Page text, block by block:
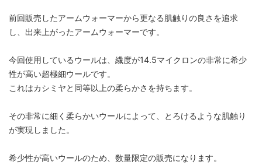
前回販売したアームウォーマーから更なる肌触りの良さを追求
し、出来上がったアームウォーマーです。
今回使用しているウールは、繊度が14.5マイクロンの非常に希少
性が高い超極細ウールです。
これはカシミヤと同等以上の柔らかさを持ちます。
その非常に細く柔らかいウールによって、とろけるような肌触り
が実現しました。
希少性が高いウールのため、数量限定の販売になります。